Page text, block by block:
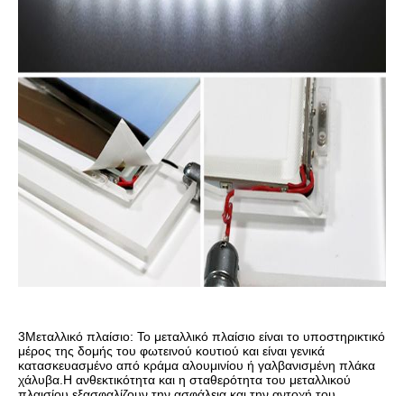
3Μεταλλικό πλαίσιο: Το μεταλλικό πλαίσιο είναι το υποστηρικτικό
μέρος της δομής του φωτεινού κουτιού και είναι γενικά
κατασκευασμένο από κράμα αλουμινίου ή γαλβανισμένη πλάκα
χάλυβα.Η ανθεκτικότητα και η σταθερότητα του μεταλλικού